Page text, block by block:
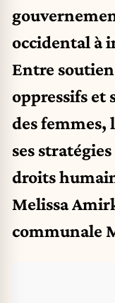
occidental à
Entre
oppressifs et
des femmes,
ses
droits
Melissa
communale